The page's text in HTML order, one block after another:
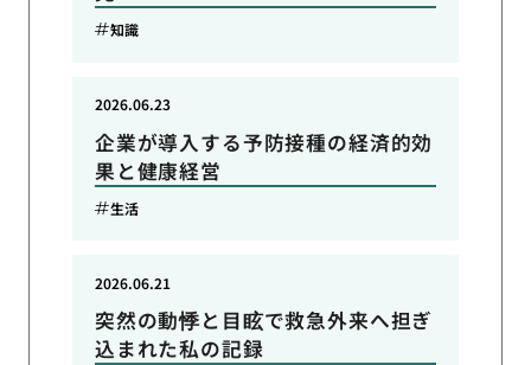
知識
企業が導入する予防接種の経済的効
果と健康経営
2026.06.23
生活
突然の動悸と目眩で救急外来へ担ぎ
込まれた私の記録
2026.06.21